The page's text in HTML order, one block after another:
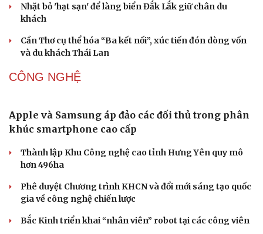
Sân khấu - Điện ảnh
Văn học
Âm nhạc
Di sản
Nghệ sĩ
Sao Việt
Nhặt bỏ 'hạt sạn' để làng biển Đắk Lắk giữ chân du
khách
Cần Thơ cụ thể hóa “Ba kết nối”, xúc tiến đón dòng vốn
và du khách Thái Lan
CÔNG NGHỆ
Apple và Samsung áp đảo các đối thủ trong phân
khúc smartphone cao cấp
Thành lập Khu Công nghệ cao tỉnh Hưng Yên quy mô
hơn 496ha
Phê duyệt Chương trình KHCN và đổi mới sáng tạo quốc
gia về công nghệ chiến lược
Bắc Kinh triển khai “nhân viên” robot tại các công viên